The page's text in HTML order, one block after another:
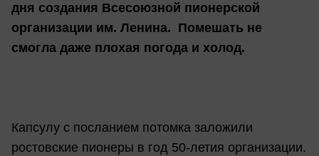
дня создания Всесоюзной пионерской
организации им. Ленина. Помешать не
смогла даже плохая погода и холод.
Капсулу с посланием потомка заложили
ростовские пионеры в год 50-летия организации.